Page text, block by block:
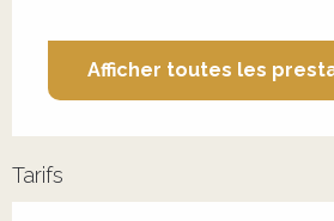
Afficher toutes les
Tarifs